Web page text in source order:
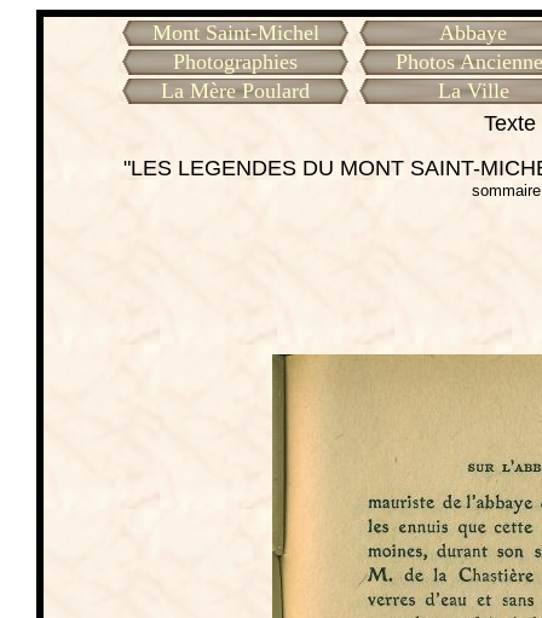
Mont Saint-Michel
Abbaye
Photographies
Photos
La Mère Poulard
La Ville
"LES LEGENDES DU MONT SAINT-